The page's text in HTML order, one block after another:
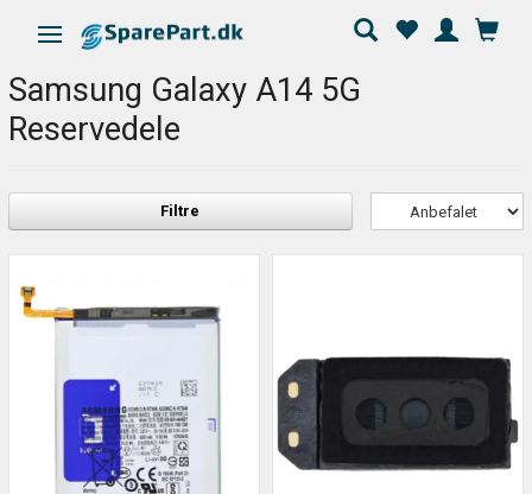
Skifte navigation
Samsung Galaxy A14 5G
Reservedele
Filtre